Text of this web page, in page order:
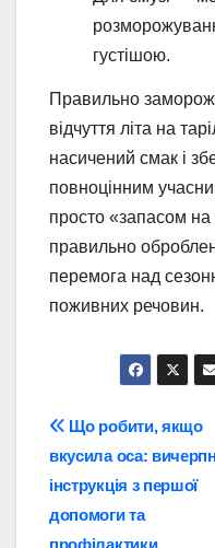
густішою.
Правильно
відчуття літа на
насичений смак і
повноцінним
просто «запасом
правильно
перемога над
поживних речовин.
Навігація
записів
Що робити, якщо
вкусила оса:
інструкція з першої
допомоги та
профілактики